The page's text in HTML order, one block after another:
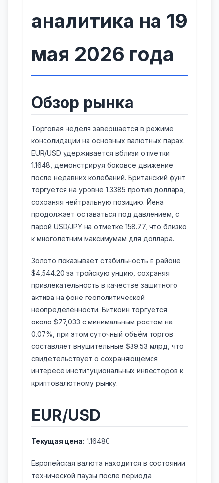
аналитика на 19
мая 2026 года
Обзор рынка
Торговая неделя завершается в режиме
консолидации на основных валютных парах.
EUR/USD удерживается вблизи отметки
1.1648, демонстрируя боковое движение
после недавних колебаний. Британский фунт
торгуется на уровне 1.3385 против доллара,
сохраняя нейтральную позицию. Йена
продолжает оставаться под давлением, с
парой USD/JPY на отметке 158.77, что близко
к многолетним максимумам для доллара.
Золото показывает стабильность в районе
$4,544.20 за тройскую унцию, сохраняя
привлекательность в качестве защитного
актива на фоне геополитической
неопределённости. Биткоин торгуется
около $77,033 с минимальным ростом на
0.07%, при этом суточный объём торгов
составляет внушительные $39.53 млрд, что
свидетельствует о сохраняющемся
интересе институциональных инвесторов к
криптовалютному рынку.
EUR/USD
Текущая цена: 1.16480
Европейская валюта находится в состоянии
технической паузы после периода